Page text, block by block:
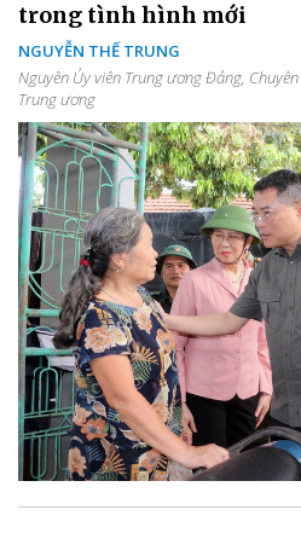
trong tình hình mới
NGUYỄN THẾ TRUNG
Nguyên Ủy viên Trung ương Đảng,
Trung ương